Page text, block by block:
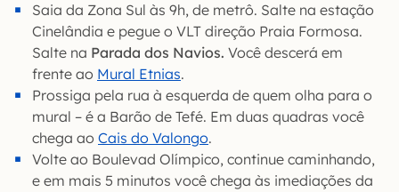
Saia da Zona Sul às 9h, de metrô. Salte na estação
Cinelândia e pegue o VLT direção Praia Formosa.
Salte na Parada dos Navios. Você descerá em
frente ao Mural Etnias.
Prossiga pela rua à esquerda de quem olha para o
mural – é a Barão de Tefé. Em duas quadras você
chega ao Cais do Valongo.
Volte ao Boulevad Olímpico, continue caminhando,
e em mais 5 minutos você chega às imediações da